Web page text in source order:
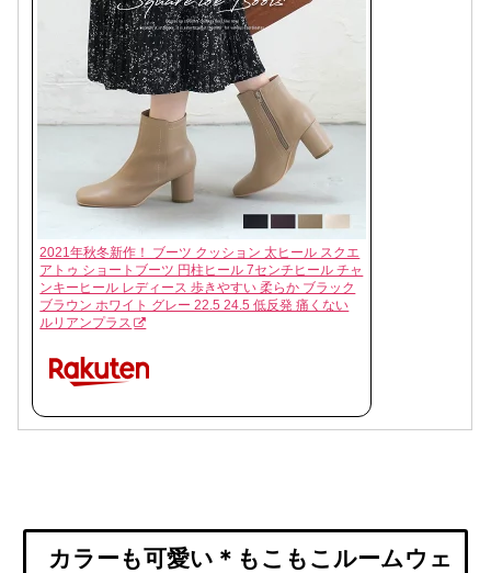
2021年秋冬新作！ ブーツ クッション 太ヒール スクエ
アトゥ ショートブーツ 円柱ヒール 7センチヒール チャ
ンキーヒール レディース 歩きやすい 柔らか ブラック
ブラウン ホワイト グレー 22.5 24.5 低反発 痛くない
ルリアンプラス
カラーも可愛い＊もこもこルームウェ